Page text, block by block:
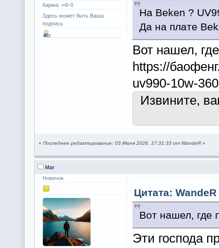
Карма: +4/-0
Здесь может быть Ваша
подпись
На Beken ?
Да на плате
Вот нашел,
https://
uv990-10w-
Извините,
« Последнее редактирование: 03 Июня 2026, 17:31:33 от WandeR »
Mar
Новичок
Цитата:
Вот нашел, где
Эти господа